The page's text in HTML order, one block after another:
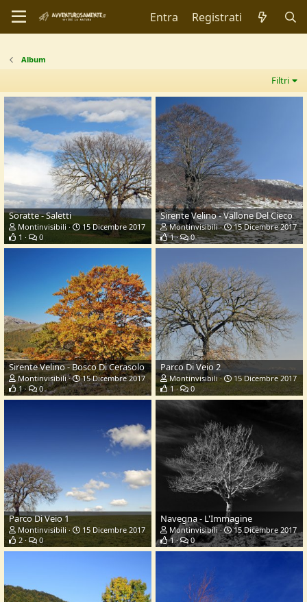
Entra Registrati
Album
Filtri
Soratte - Saletti
Montinvisibili
15 Dicembre 2017
1
0
Sirente Velino - Vallone Del Cieco
Montinvisibili
15 Dicembre 2017
1
0
Sirente Velino - Bosco Di Cerasolo
Montinvisibili
15 Dicembre 2017
1
0
Parco Di Veio 2
Montinvisibili
15 Dicembre 2017
1
0
Parco Di Veio 1
Montinvisibili
15 Dicembre 2017
2
0
Navegna - L'Immagine
Montinvisibili
15 Dicembre 2017
1
0